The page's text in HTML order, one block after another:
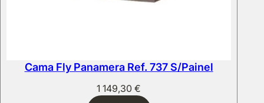
Cama Fly Panamera Ref. 737 S/Painel
1 149,30€